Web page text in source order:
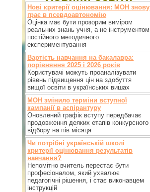
Нові критерії оцінювання: МОН знову
грає в псевдоавтономію
Оцінка має бути прозорим виміром
реальних знань учня, а не інструментом
постійного методичного
експериментування
Вартість навчання на бакалавра:
порівняння 2025 і 2026 років
Користувачі можуть проаналізувати
рівень підвищення цін на здобуття
вищої освіти в українських вишах
МОН змінило терміни вступної
кампанії в аспірантуру
Оновлений графік вступу передбачає
продовження деяких етапів конкурсного
відбору на пів місяця
Чи потрібні українській школі
критерії оцінювання результатів
навчання?
Непомітно вчитель перестає бути
професіоналом, який ухвалює
педагогічні рішення, і стає виконавцем
інструкцій